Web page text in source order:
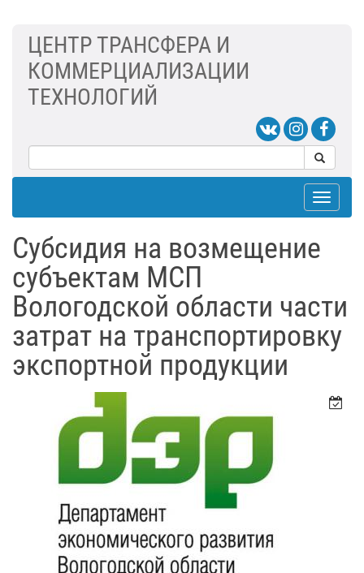
ЦЕНТР ТРАНСФЕРА И
КОММЕРЦИАЛИЗАЦИИ
ТЕХНОЛОГИЙ
Toggle
Субсидия на возмещение
субъектам МСП
Вологодской области части
затрат на транспортировку
экспортной продукции